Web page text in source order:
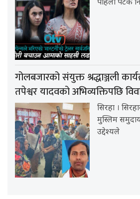
पहिलो पटक
गोलबजारको संयुक्त श्रद्धाञ्जली
तपेश्वर यादवको अभिव्यक्तिपछि
सिरहा ।
मुस्लिम
उद्देश्यले